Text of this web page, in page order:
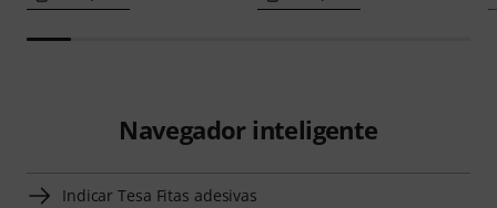
Navegador inteligente
Indicar Tesa Fitas adesivas